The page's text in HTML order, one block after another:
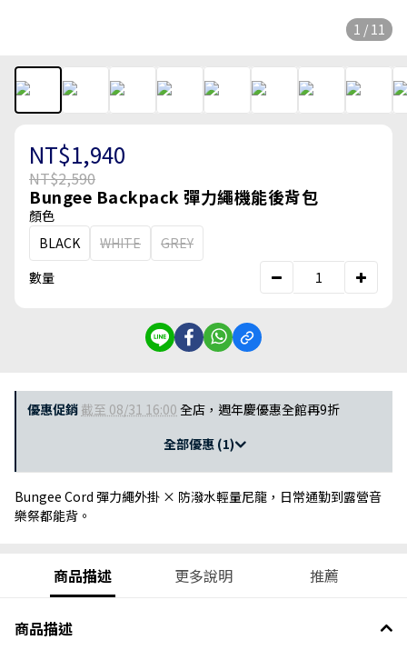
1 / 11
NT$1,940
NT$2,590
Bungee Backpack 彈力繩機能後背包
顏色
BLACK
WHITE
GREY
數量
優惠促銷 截至 08/31 16:00 全店，週年慶優惠全館再9折
全部優惠 (1)
Bungee Cord 彈力繩外掛 × 防潑水輕量尼龍，日常通勤到露營音
樂祭都能背。
商品描述 更多說明 推薦
商品描述